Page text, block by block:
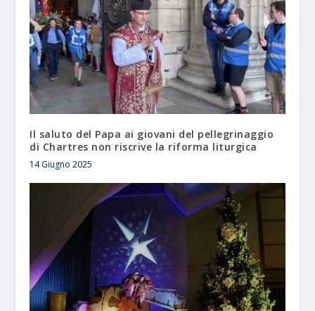
Il saluto del Papa ai giovani del pellegrinaggio
di Chartres non riscrive la riforma liturgica
14 Giugno 2025